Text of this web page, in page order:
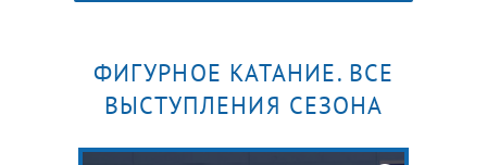
ФИГУРНОЕ КАТАНИЕ. ВСЕ
ВЫСТУПЛЕНИЯ СЕЗОНА